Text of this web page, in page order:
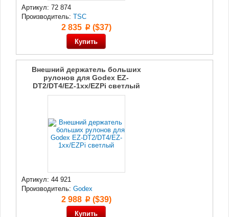
Артикул: 72 874
Производитель: TSC
2 835 p($37)
Внешний держатель больших
рулонов для Godex EZ-
DT2/DT4/EZ-1xx/EZPi светлый
Артикул: 44 921
Производитель: Godex
2 988 p($39)